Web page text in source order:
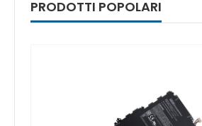
PRODOTTI POPOLARI